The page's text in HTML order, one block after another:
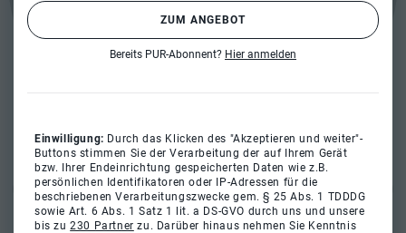
ZUM ANGEBOT
Bereits PUR-Abonnent? Hier anmelden
Einwilligung: Durch das Klicken des "Akzeptieren und weiter"-
Buttons stimmen Sie der Verarbeitung der auf Ihrem Gerät
bzw. Ihrer Endeinrichtung gespeicherten Daten wie z.B.
persönlichen Identifikatoren oder IP-Adressen für die
beschriebenen Verarbeitungszwecke gem. § 25 Abs. 1 TDDDG
sowie Art. 6 Abs. 1 Satz 1 lit. a DS-GVO durch uns und unsere
bis zu230 Partner zu. Darüber hinaus nehmen Sie Kenntnis